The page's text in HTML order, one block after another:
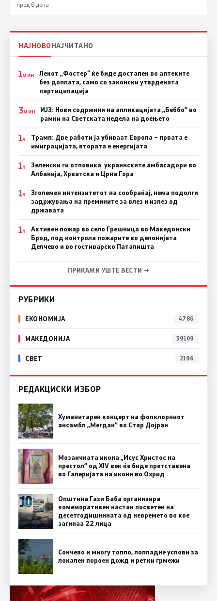
пред 6 дена
НАЈНОВОНАЈЧИТАНО
1МИН
Лекот „Фостер“ ќе биде достапен во аптеките
без доплата, само со законски утврдената
партиципација
3МИН
ИЈЗ: Нови содржини на апликацијата „Беббо“ во
рамки на Светската недела на доењето
1Ч
Трамп: Две работи ја убиваат Европа – првата е
имиграцијата, втората е енергијата
1Ч
Зеленски ги отповика украинските амбасадори во
Албанија, Хрватска и Црна Гора
1Ч
Зголемен интензитетот на сообраќај, нема подолги
задржувања на премините за влез и излез од
државата
1Ч
Активен пожар во село Грешница во Македонски
Брод, под контрола пожарите во депонијата
Делчево и во гостиварско Паталишта
ПРИКАЖИ УШТЕ ВЕСТИ →
РУБРИКИ
ЕКОНОМИЈА 4786
МАКЕДОНИЈА 39109
СВЕТ 2196
РЕДАКЦИСКИ ИЗБОР
Хуманитарен концерт на фолклорниот
ансамбл „Мегдан” во Стар Дојран
Мозаичната икона „Исус Христос на
престол“ од XIV век ќе биде претставена
во Галеријата на икони во Охрид
Општина Гази Баба организира
комеморативен настан посветен на
десетгодишнината од невремето во кое
загинаа 22 лица
Сончево и многу топло, попладне услови за
локален пороен дожд и ретки грмежи